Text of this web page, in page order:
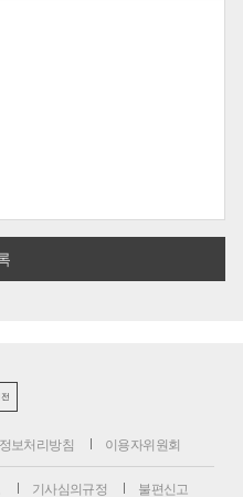
보처리방침 이용자위원회
기사심의규정 불편신고